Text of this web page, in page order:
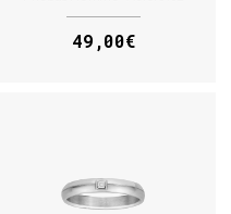
49,00€